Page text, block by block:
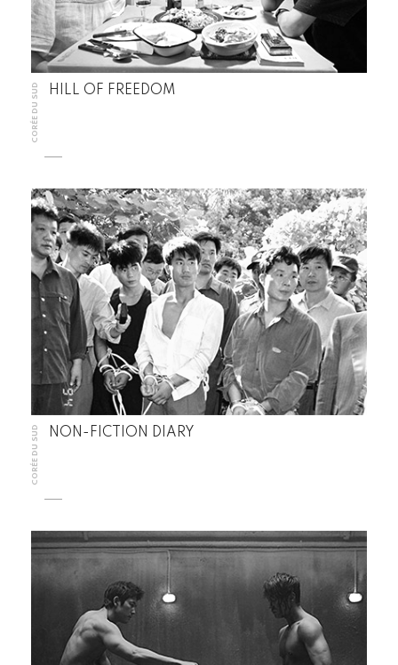
CORÉE DU SUD HILL OF FREEDOM
CORÉE DU SUD NON-FICTION DIARY